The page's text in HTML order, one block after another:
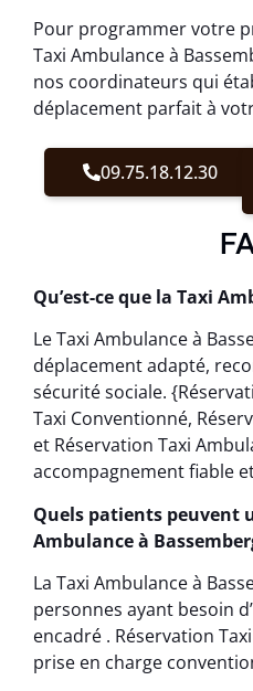
Pour programmer votre
Taxi Ambulance à
nos coordinateurs qui
déplacement parfait à
09.75.18.12.30
Qu’est-ce que la Taxi
Le Taxi Ambulance à
déplacement adapté,
sécurité sociale.
Taxi Conventionné,
et Réservation Taxi
accompagnement fiable
Quels patients peuvent
Ambulance à
La Taxi Ambulance à
personnes ayant besoin
encadré . Réservation
prise en charge